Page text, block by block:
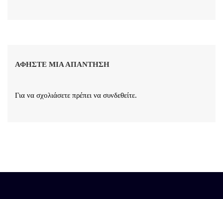
ΑΦΉΣΤΕ ΜΙΑ ΑΠΆΝΤΗΣΗ
Για να σχολιάσετε πρέπει να συνδεθείτε.